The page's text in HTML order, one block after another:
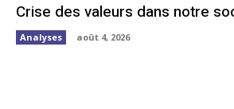
Crise des valeurs dans notre
Analyses août 4, 2026